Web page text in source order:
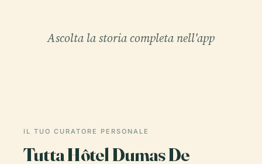
Ascolta la storia completa nell'app
IL TUO CURATORE PERSONALE
Tutta Hôtel Dumas De